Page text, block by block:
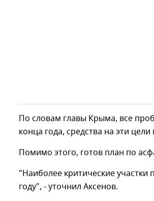
По словам главы Крыма, все
конца года, средства на эти цели
Помимо этого, готов план по
"Наиболее критические участки
году", - уточнил Аксенов.